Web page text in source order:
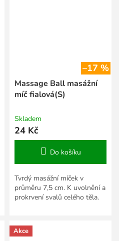
–17 %
Massage Ball masážní
míč fialová(S)
Skladem
24 Kč
Do košíku
Tvrdý masážní míček v
průměru 7,5 cm. K uvolnění a
prokrvení svalů celého těla.
Akce